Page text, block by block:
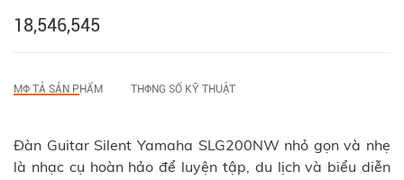
18,546,545
MФ TẢ SẢN PHẨM THФNG SỐ KỸ THUẬT
Đàn Guitar Silent Yamaha SLG200NW nhỏ gọn và nhẹ
là nhạc cụ hoàn hảo để luyện tập, du lịch và biểu diễn